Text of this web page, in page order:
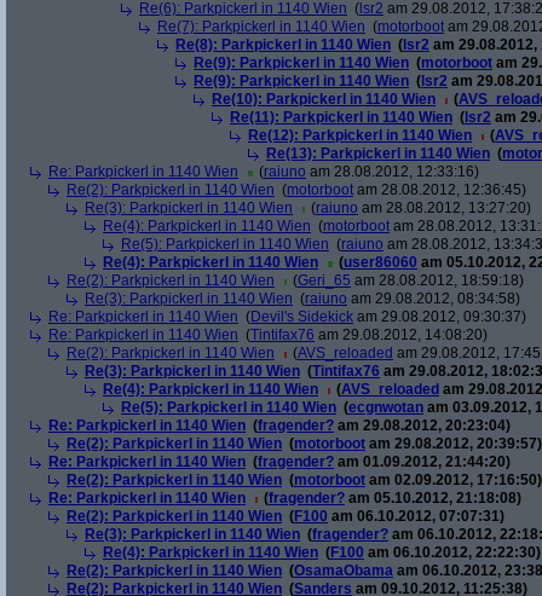
Re(6): Parkpickerl in 1140 Wien ( lsr2 am 29.08.2012,
Re(7): Parkpickerl in 1140 Wien (motorboot am
Re(8): Parkpickerl in 1140 Wien ( lsr2 am 29.08.2012,
Re(9): Parkpickerl in 1140 Wien (motorboot am
Re(9): Parkpickerl in 1140 Wien ( lsr2 am
Re(10): Parkpickerl in 1140 Wien
(
Re(11): Parkpickerl in 1140 Wien ( lsr2 am
Re(12): Parkpickerl in 1140 Wien
(
Re(13): Parkpickerl in 1140 Wien (
Re: Parkpickerl in 1140 Wien
(raiuno am 28.08.2012, 12:33:16)
Re(2): Parkpickerl in 1140 Wien (motorboot am 28.08.2012, 12:36:45)
Re(3): Parkpickerl in 1140 Wien
(raiuno am 28.08.2012, 13:27:20)
Re(4): Parkpickerl in 1140 Wien (motorboot am 28.08.2012,
Re(5): Parkpickerl in 1140 Wien (raiuno am 28.08.2012,
Re(4): Parkpickerl in 1140 Wien
(user86060 am 05.10.2012,
Re(2): Parkpickerl in 1140 Wien
(Geri_65 am 28.08.2012, 18:59:18)
Re(3): Parkpickerl in 1140 Wien (raiuno am 29.08.2012, 08:34:58)
Re: Parkpickerl in 1140 Wien (Devil's Sidekick am 29.08.2012, 09:30:37)
Re: Parkpickerl in 1140 Wien (Tintifax76 am 29.08.2012, 14:08:20)
Re(2): Parkpickerl in 1140 Wien
(AVS_reloaded am 29.08.2012,
Re(3): Parkpickerl in 1140 Wien (Tintifax76 am 29.08.2012,
Re(4): Parkpickerl in 1140 Wien
(AVS_reloaded am
Re(5): Parkpickerl in 1140 Wien (ecgnwotan am 03.09.2012,
Re: Parkpickerl in 1140 Wien (fragender? am 29.08.2012, 20:23:04)
Re(2): Parkpickerl in 1140 Wien (motorboot am 29.08.2012, 20:39:57)
Re: Parkpickerl in 1140 Wien (fragender? am 01.09.2012, 21:44:20)
Re(2): Parkpickerl in 1140 Wien (motorboot am 02.09.2012, 17:16:50)
Re: Parkpickerl in 1140 Wien
(fragender? am 05.10.2012, 21:18:08)
Re(2): Parkpickerl in 1140 Wien (F100 am 06.10.2012, 07:07:31)
Re(3): Parkpickerl in 1140 Wien (fragender? am 06.10.2012,
Re(4): Parkpickerl in 1140 Wien (F100 am 06.10.2012, 22:22:30)
Re(2): Parkpickerl in 1140 Wien (OsamaObama am 06.10.2012,
Re(2): Parkpickerl in 1140 Wien (Sanders am 09.10.2012, 11:25:38)